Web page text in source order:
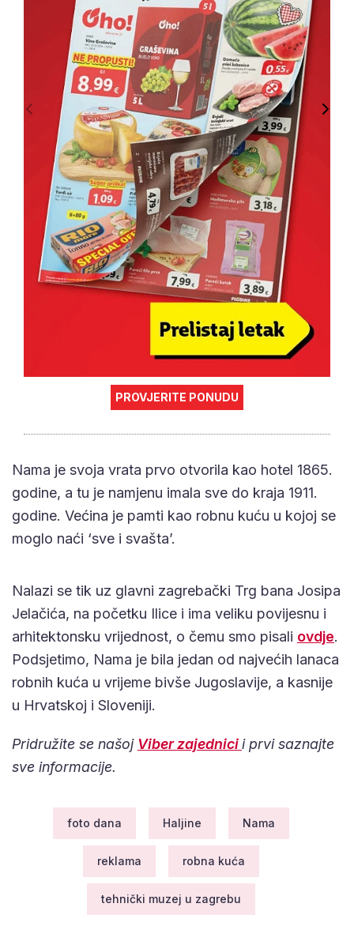
PROVJERITE PONUDU
Nama je svoja vrata prvo otvorila kao hotel 1865.
godine, a tu je namjenu imala sve do kraja 1911.
godine. Većina je pamti kao robnu kuću u kojoj se
moglo naći ‘sve i svašta’.
Nalazi se tik uz glavni zagrebački Trg bana Josipa
Jelačića, na početku Ilice i ima veliku povijesnu i
arhitektonsku vrijednost, o čemu smo pisali ovdje.
Podsjetimo, Nama je bila jedan od najvećih lanaca
robnih kuća u vrijeme bivše Jugoslavije, a kasnije
u Hrvatskoj i Sloveniji.
Pridružite se našoj Viber zajednicii prvi saznajte
sve informacije.
foto dana Haljine Nama
reklama robna kuća
tehnički muzej u zagrebu